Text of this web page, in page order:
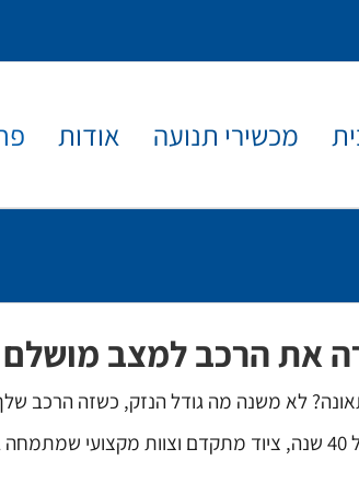
מכשירי תנועה אודות
את הרכב למצב מושלם
לא משנה מה גודל הנזק, כשזה הרכב
במוסך ופנר בתל אביב אנחנו לוקחים את זה ברצינות. עם ניסיון של 40